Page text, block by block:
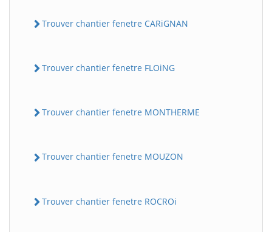
Trouver chantier fenetre CARiGNAN
Trouver chantier fenetre FLOiNG
Trouver chantier fenetre MONTHERME
Trouver chantier fenetre MOUZON
Trouver chantier fenetre ROCROi